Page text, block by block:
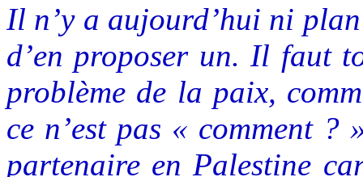
Il n’y a aujourd’hui ni
d’en proposer un. Il faut
problème de la paix,
ce n’est pas « comment
partenaire en Palestine